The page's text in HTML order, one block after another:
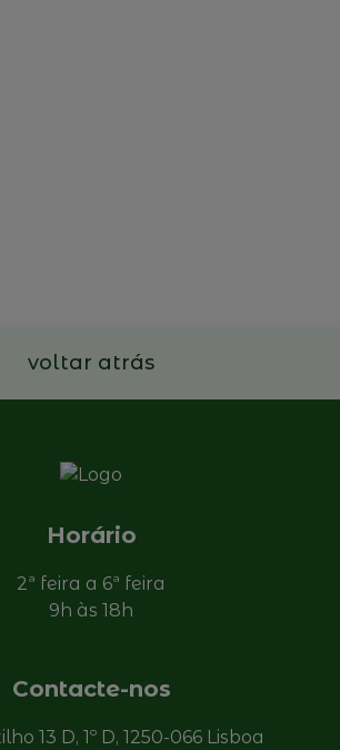
voltar atrás
Horário
2ª feira a 6ª feira
9h às 18h
Contacte-nos
13 D, 1º D, 1250-066 Lisboa